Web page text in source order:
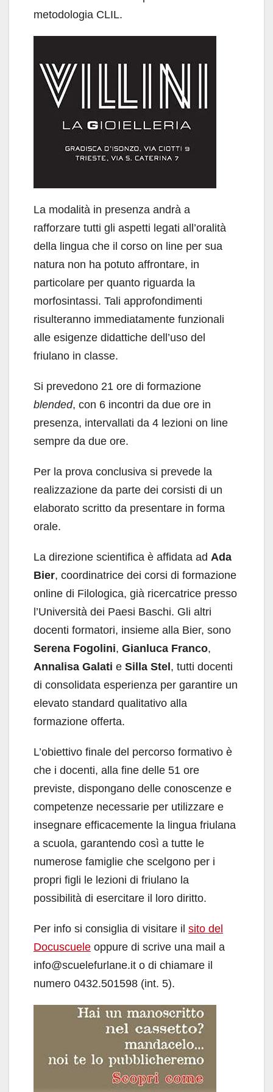
metodologia CLIL.
La modalità in presenza andrà a
rafforzare tutti gli aspetti legati all’oralità
della lingua che il corso on line per sua
natura non ha potuto affrontare, in
particolare per quanto riguarda la
morfosintassi. Tali approfondimenti
risulteranno immediatamente funzionali
alle esigenze didattiche dell’uso del
friulano in classe.
Si prevedono 21 ore di formazione
blended, con 6 incontri da due ore in
presenza, intervallati da 4 lezioni on line
sempre da due ore.
Per la prova conclusiva si prevede la
realizzazione da parte dei corsisti di un
elaborato scritto da presentare in forma
orale.
La direzione scientifica è affidata ad Ada
Bier, coordinatrice dei corsi di formazione
online di Filologica, già ricercatrice presso
l’Università dei Paesi Baschi. Gli altri
docenti formatori, insieme alla Bier, sono
Serena Fogolini, Gianluca Franco,
Annalisa Galati e Silla Stel, tutti docenti
di consolidata esperienza per garantire un
elevato standard qualitativo alla
formazione offerta.
L’obiettivo finale del percorso formativo è
che i docenti, alla fine delle 51 ore
previste, dispongano delle conoscenze e
competenze necessarie per utilizzare e
insegnare efficacemente la lingua friulana
a scuola, garantendo così a tutte le
numerose famiglie che scelgono per i
propri figli le lezioni di friulano la
possibilità di esercitare il loro diritto.
Per info si consiglia di visitare il sito del
Docuscuele oppure di scrive una mail a
info@scuelefurlane.it o di chiamare il
numero 0432.501598 (int. 5).​